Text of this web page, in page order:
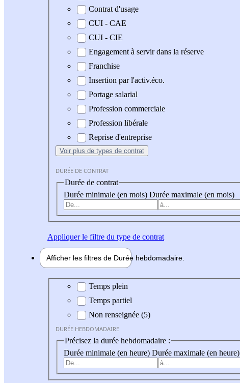
Contrat d'usage
CUI - CAE
CUI - CIE
Engagement à servir dans la réserve
Franchise
Insertion par l'activ.éco.
Portage salarial
Profession commerciale
Profession libérale
Reprise d'entreprise
Voir plus de types de contrat
DURÉE DE CONTRAT
Durée de contrat
Durée minimale (en mois) Durée maximale (en mois)
Appliquerle filtre du type de contrat
Afficher les filtres de Durée hebdomadaire
Durée hebdomadaire
Temps plein
Temps partiel
Non renseignée (5)
DURÉE HEBDOMADAIRE
Précisez la durée hebdomadaire :
Durée minimale (en heure) Durée maximale (en heure)